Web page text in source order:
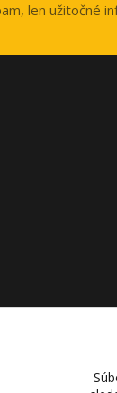
len užitočné